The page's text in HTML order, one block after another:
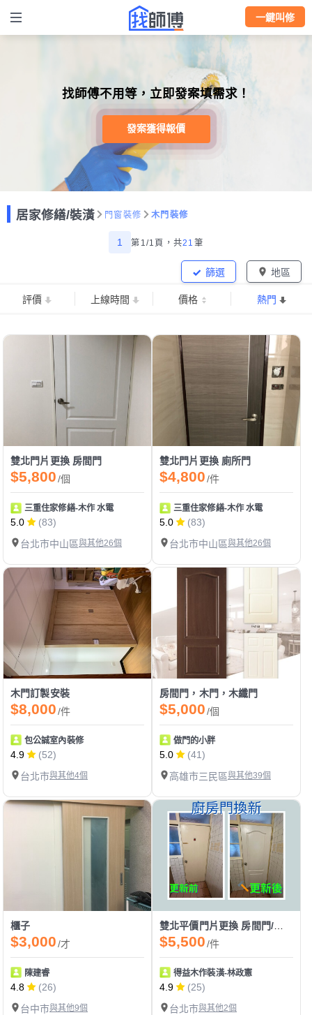
一鍵叫修
找師傅不用等，立即發案填需求！
發案獲得報價
居家修繕/裝潢 門窗裝修 木門裝修
1 第1/1頁， 共21 筆
地區
篩選
評價 上線時間 價格 熱門
雙北門片更換 房間門
$5,800/個
三重住家修繕-木作 水電
5.0
(83)
台北市中山區與其他26個
雙北門片更換 廁所門
$4,800/件
三重住家修繕-木作 水電
5.0
(83)
台北市中山區與其他26個
木門訂製安裝
$8,000/件
包公誠室內裝修
4.9
(52)
台北市與其他4個
房間門，木門，木纖門
$5,000/個
做門的小胖
5.0
(41)
高雄市三民區與其他39個
櫃子
$3,000/才
陳建睿
4.8
(26)
台中市與其他9個
雙北平價門片更換 房間門/廁所門/換門/裝門/門片安裝
$5,500/件
得益木作裝潢-林政憲
4.9
(25)
台北市與其他2個